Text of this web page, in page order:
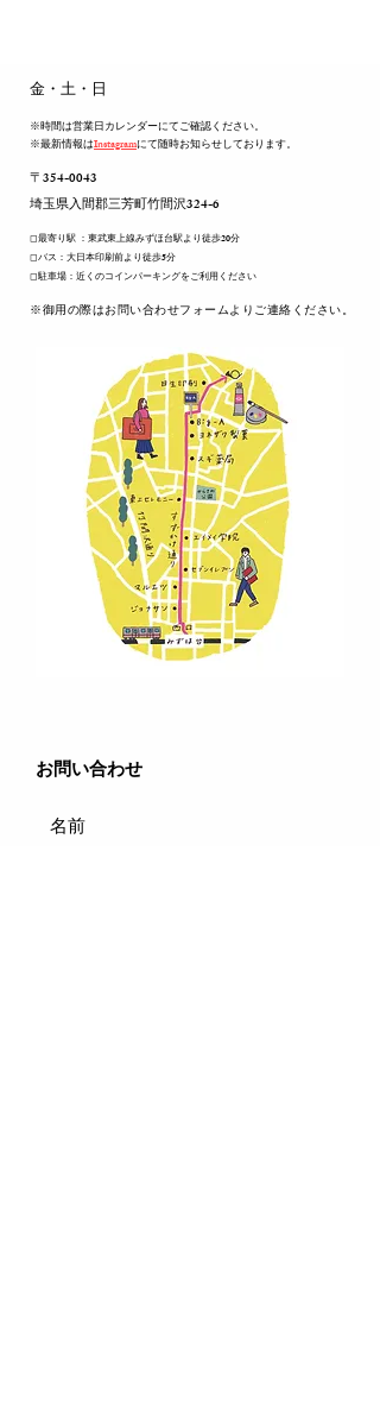
​金・土・日
※時間は営業日カレンダーにてご確認ください。
※最新情報はInstagramにて随時お知らせしております。
〒354-0043
​埼玉県入間郡三芳町竹間沢324-6
◻︎最寄り駅 ：東武東上線みずほ台駅より徒歩20分
◻︎バス：大日本印刷前より徒歩5分
◻︎駐車場：近くのコインパーキングをご利用ください
​※御用の際はお問い合わせフォームよりご連絡ください。
​お問い合わせ